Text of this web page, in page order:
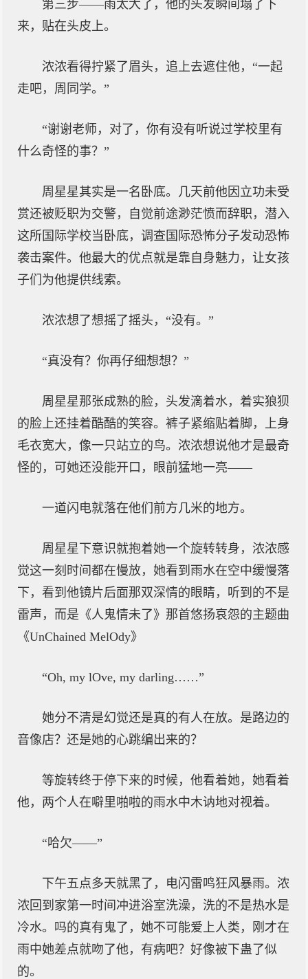
第三步——雨太大了，他的头发瞬间塌了下
来，贴在头皮上。
浓浓看得拧紧了眉头，追上去遮住他，“一起
走吧，周同学。”
“谢谢老师，对了，你有没有听说过学校里有
什么奇怪的事？”
周星星其实是一名卧底。几天前他因立功未受
赏还被贬职为交警，自觉前途渺茫愤而辞职，潜入
这所国际学校当卧底，调查国际恐怖分子发动恐怖
袭击案件。他最大的优点就是靠自身魅力，让女孩
子们为他提供线索。
浓浓想了想摇了摇头，“没有。”
“真没有？你再仔细想想？”
周星星那张成熟的脸，头发滴着水，着实狼狈
的脸上还挂着酷酷的笑容。裤子紧缩贴着脚，上身
毛衣宽大，像一只站立的鸟。浓浓想说他才是最奇
怪的，可她还没能开口，眼前猛地一亮——
一道闪电就落在他们前方几米的地方。
周星星下意识就抱着她一个旋转转身，浓浓感
觉这一刻时间都在慢放，她看到雨水在空中缓慢落
下，看到他镜片后面那双深情的眼睛，听到的不是
雷声，而是《人鬼情未了》那首悠扬哀怨的主题曲
《UnChained MelOdy》
“Oh, my lOve, my darling……”
她分不清是幻觉还是真的有人在放。是路边的
音像店？还是她的心跳编出来的？
等旋转终于停下来的时候，他看着她，她看着
他，两个人在噼里啪啦的雨水中木讷地对视着。
“哈欠——”
下午五点多天就黑了，电闪雷鸣狂风暴雨。浓
浓回到家第一时间冲进浴室洗澡，洗的不是热水是
冷水。吗的真有鬼了，她不可能爱上人类，刚才在
雨中她差点就吻了他，有病吧？好像被下蛊了似
的。